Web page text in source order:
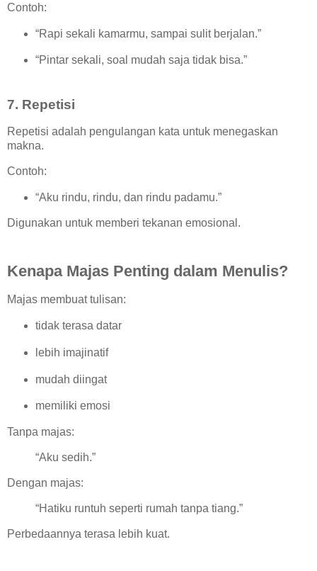
Contoh:
“Rapi sekali kamarmu, sampai sulit berjalan.”
“Pintar sekali, soal mudah saja tidak bisa.”
7. Repetisi
Repetisi adalah pengulangan kata untuk menegaskan
makna.
Contoh:
“Aku rindu, rindu, dan rindu padamu.”
Digunakan untuk memberi tekanan emosional.
Kenapa Majas Penting dalam Menulis?
Majas membuat tulisan:
tidak terasa datar
lebih imajinatif
mudah diingat
memiliki emosi
Tanpa majas:
“Aku sedih.”
Dengan majas:
“Hatiku runtuh seperti rumah tanpa tiang.”
Perbedaannya terasa lebih kuat.